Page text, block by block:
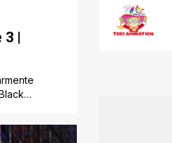
|
arrivati
che gli